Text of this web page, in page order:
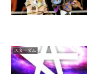
スターダム